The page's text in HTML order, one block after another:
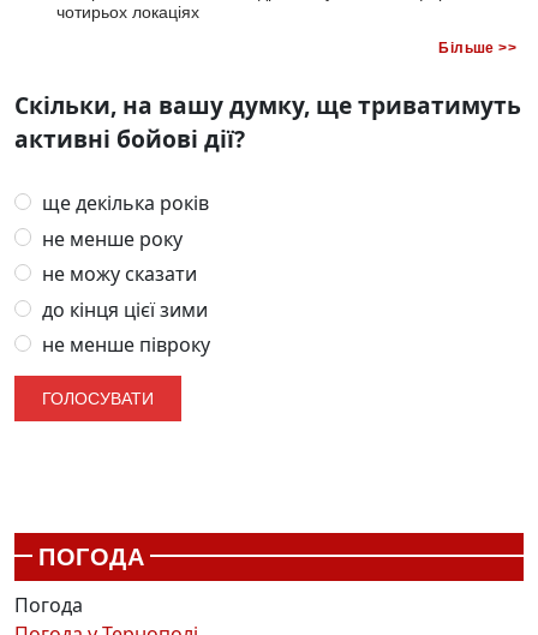
чотирьох локаціях
Більше >>
Скільки, на вашу думку, ще триватимуть
активні бойові дії?
ще декілька років
не менше року
не можу сказати
до кінця цієї зими
не менше півроку
ПОГОДА
Погода